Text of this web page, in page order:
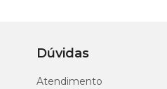
o brinquedo, lave
Dúvidas
Atendimento